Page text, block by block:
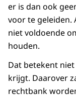
er is dan ook
voor te geleiden.
niet voldoende
houden.
Dat betekent
krijgt. Daarover
rechtbank